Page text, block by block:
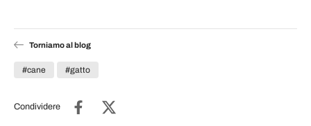
Torniamo al blog
#cane #gatto
Condividere